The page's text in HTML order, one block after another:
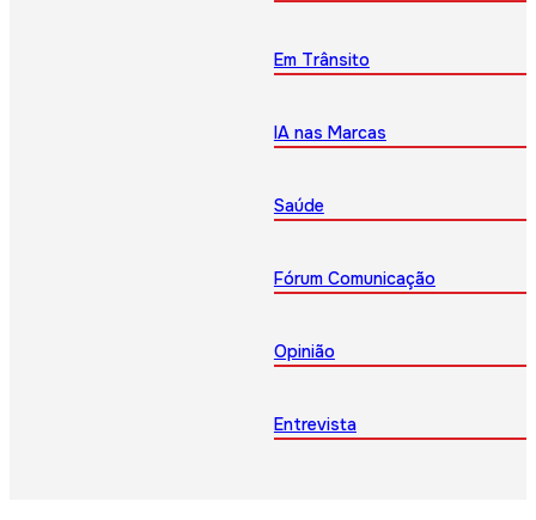
Em Trânsito
IA nas Marcas
Saúde
Fórum Comunicação
Opinião
Entrevista